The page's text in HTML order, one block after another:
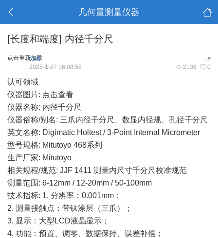
几何量测量仪器
[长度和端度] 内径千分尺
点击重新加载 1#
text
2136 0
2025-1-27 16:08:58
认可领域
仪器图片: 点击查看
仪器名称: 内径千分尺
仪器俗称/别名: 三爪内径千分尺、数显内径规、孔径千分尺
英文名称: Digimatic Holtest / 3-Point Internal Micrometer
型号规格: Mitutoyo 468系列
生产厂家: Mitutoyo
相关规程/规范: JJF 1411 测量内尺寸千分尺校准规范
测量范围: 6-12mm / 12-20mm / 50-100mm
技术指标: 1. 分辨率：0.001mm；
2. 测量接触点：带钛涂层（三爪）；
3. 显示：大型LCD液晶显示；
4. 功能：预置、调零、数据保持、误差补偿；